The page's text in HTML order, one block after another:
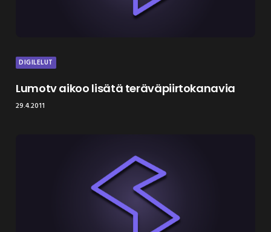
DIGILELUT
Lumotv aikoo lisätä teräväpiirtokanavia
29.4.2011